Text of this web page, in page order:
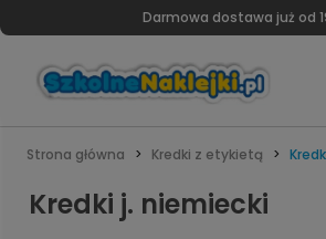
Darmowa dostawa już od
Strona główna Kredki z etykietą
Kredki j. niemiecki